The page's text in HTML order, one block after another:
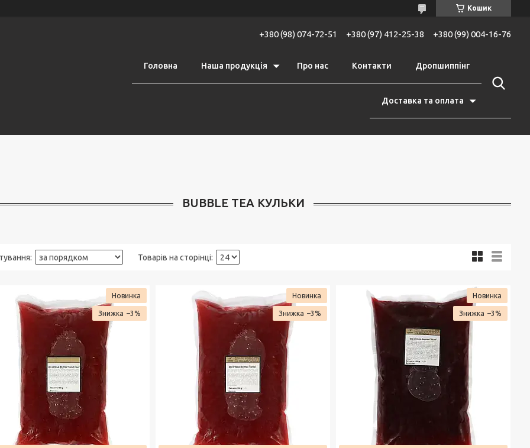
Кошик
+380 (98) 074-72-51 +380 (97) 412-25-38 +380 (99) 004-16-76
Головна Наша продукція Про нас Контакти Дропшиппінг
Доставка та оплата
BUBBLE TEA КУЛЬКИ
Новинка
–3%
Новинка
–3%
Новинка
–3%